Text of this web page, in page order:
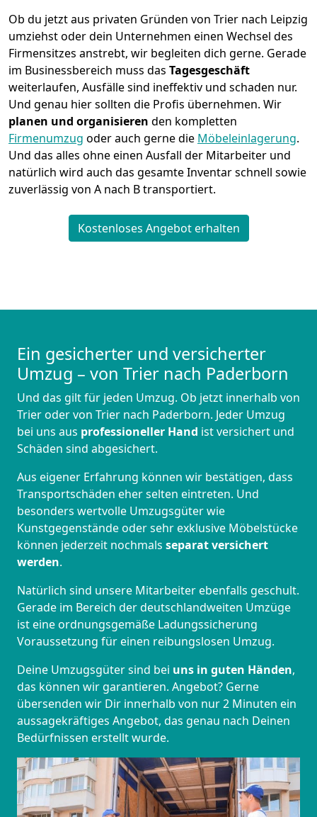
Ob du jetzt aus privaten Gründen von Trier nach Leipzig
umziehst oder dein Unternehmen einen Wechsel des
Firmensitzes anstrebt, wir begleiten dich gerne. Gerade
im Businessbereich muss das Tagesgeschäft
weiterlaufen, Ausfälle sind ineffektiv und schaden nur.
Und genau hier sollten die Profis übernehmen. Wir
planen und organisieren den kompletten
Firmenumzug oder auch gerne die Möbeleinlagerung.
Und das alles ohne einen Ausfall der Mitarbeiter und
natürlich wird auch das gesamte Inventar schnell sowie
zuverlässig von A nach B transportiert.
Kostenloses Angebot erhalten
Ein gesicherter und versicherter
Umzug – von Trier nach Paderborn
Und das gilt für jeden Umzug. Ob jetzt innerhalb von
Trier oder von Trier nach Paderborn. Jeder Umzug
bei uns aus professioneller Hand ist versichert und
Schäden sind abgesichert.
Aus eigener Erfahrung können wir bestätigen, dass
Transportschäden eher selten eintreten. Und
besonders wertvolle Umzugsgüter wie
Kunstgegenstände oder sehr exklusive Möbelstücke
können jederzeit nochmals separat versichert
werden.
Natürlich sind unsere Mitarbeiter ebenfalls geschult.
Gerade im Bereich der deutschlandweiten Umzüge
ist eine ordnungsgemäße Ladungssicherung
Voraussetzung für einen reibungslosen Umzug.
Deine Umzugsgüter sind bei uns in guten Händen,
das können wir garantieren. Angebot? Gerne
übersenden wir Dir innerhalb von nur 2 Minuten ein
aussagekräftiges Angebot, das genau nach Deinen
Bedürfnissen erstellt wurde.